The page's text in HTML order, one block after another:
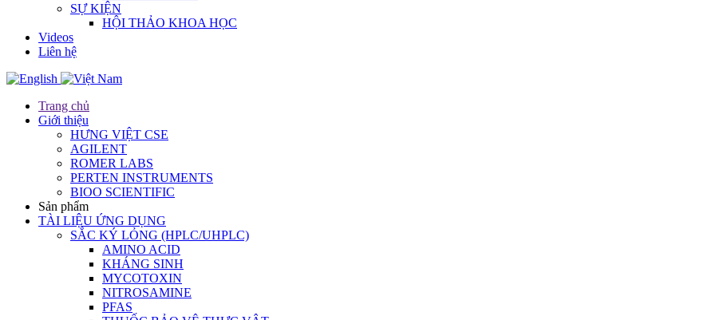
SỰ KIỆN
HỘI THẢO KHOA HỌC
Videos
Liên hệ
Trang chủ
Giới thiệu
HƯNG VIỆT CSE
AGILENT
ROMER LABS
PERTEN INSTRUMENTS
BIOO SCIENTIFIC
Sản phẩm
TÀI LIỆU ỨNG DỤNG
SẮC KÝ LỎNG (HPLC/UHPLC)
AMINO ACID
KHÁNG SINH
MYCOTOXIN
NITROSAMINE
PFAS